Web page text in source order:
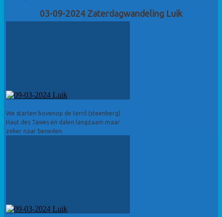
03-09-2024 Zaterdagwandeling Luik
We starten bovenop de terril (steenberg)
Haut des Tawes en dalen langzaam maar
zeker naar beneden.